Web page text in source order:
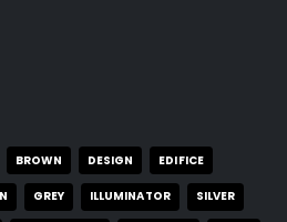
BROWN DESIGN EDIFICE
GREY ILLUMINATOR SILVER